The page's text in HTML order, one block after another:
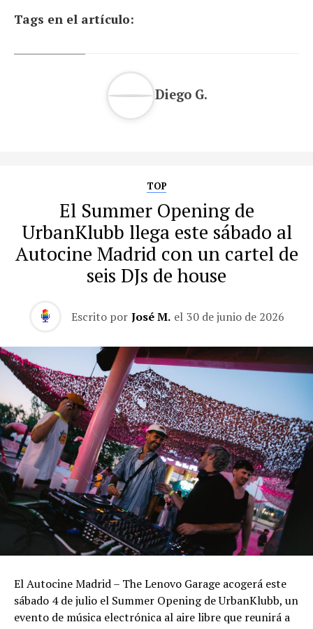
Tags en el artículo:
Diego G.
TOP
El Summer Opening de
UrbanKlubb llega este sábado al
Autocine Madrid con un cartel de
seis DJs de house
Escrito por José M. el 30 de junio de 2026
El Autocine Madrid – The Lenovo Garage acogerá este
sábado 4 de julio el Summer Opening de UrbanKlubb, un
evento de música electrónica al aire libre que reunirá a